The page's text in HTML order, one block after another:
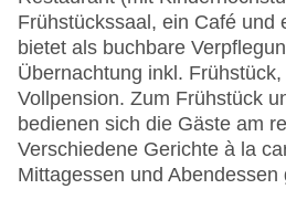
Zahlungsarten: EC
Landeskategorie: 4 Sterne
Frühstückssaal, ein Café und
bietet als buchbare
Übernachtung inkl.
Vollpension. Zum Frühstück
bedienen sich die Gäste am
Verschiedene Gerichte à la
Mittagessen und Abendessen